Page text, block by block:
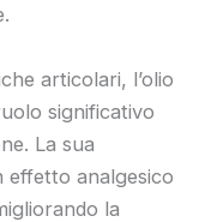
articolari, l’olio
significativo
La sua
analgesico
la